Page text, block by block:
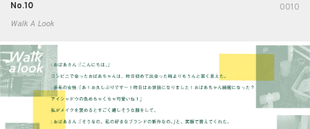
0010
No.10
Walk A Look